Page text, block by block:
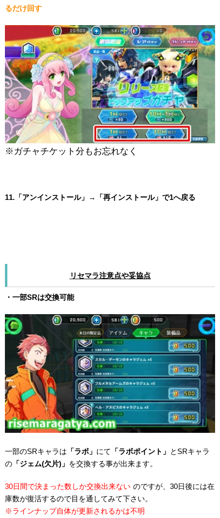
るだけ回す
※ガチャチケット分もお忘れなく
11.「アンインストール」→「再インストール」で1へ戻る
リセマラ注意点や妥協点
・一部SRは交換可能
一部のSRキャラは 「ラボ」 にて 「ラボポイント」 とSRキャラ
の 「ジェム(欠片)」 を交換する事が出来ます。
30日間で決まった数しか交換出来ない のですが、30日後には在
庫数が復活するので目を通してみて下さい。
※ラインナップ自体が更新されるかは不明